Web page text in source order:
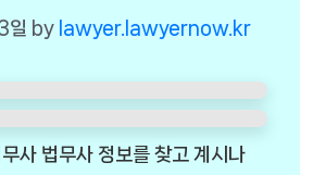
일 by lawyer.lawyernow.kr
사 법무사 정보를 찾고 계시나